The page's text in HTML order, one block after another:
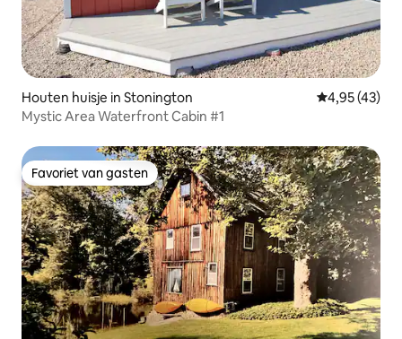
Houten huisje in Stonington Gemiddelde
4,95 (43)
Mystic Area Waterfront Cabin #1
Favoriet van gasten
Favoriet van gasten